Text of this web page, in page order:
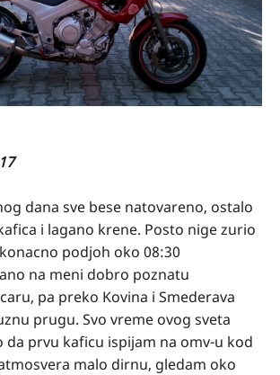
dana sve bese natovareno, ostalo
i lagano krene. Posto nige zurio
podjoh oko 08:30
na meni dobro poznatu
pa preko Kovina i Smederava
prugu. Svo vreme ovog sveta
da prvu kaficu ispijam na omv-u kod
malo dirnu, gledam oko